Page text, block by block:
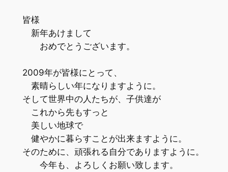
皆様
新年あけまして
おめでとうございます。
2009年が皆様にとって、
素晴らしい年になりますように。
そして世界中の人たちが、子供達が
これから先もすっと
美しい地球で
健やかに暮らすことが出来ますように。
そのために、頑張れる自分でありますように。
今年も、よろしくお願い致します。